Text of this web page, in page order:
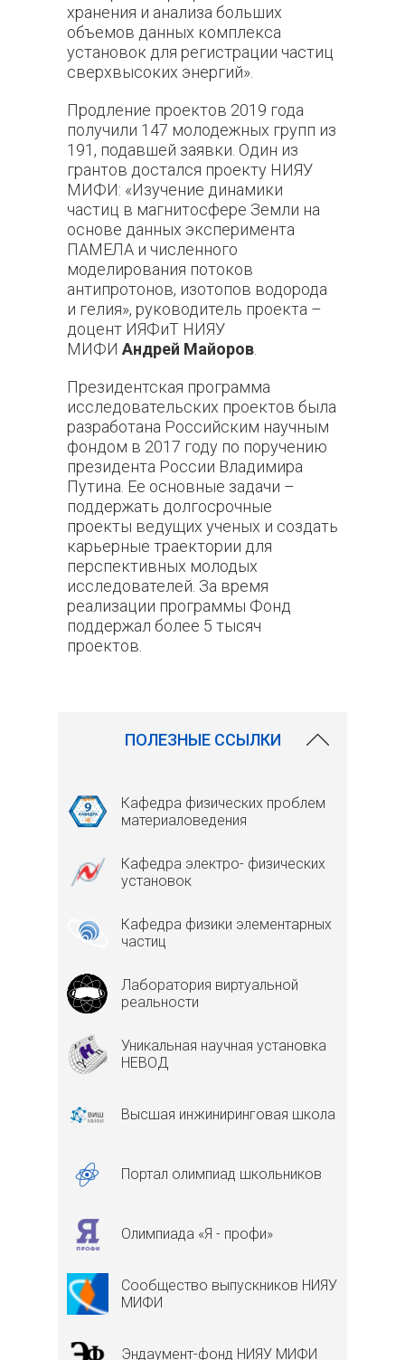
хранения и анализа больших
объемов данных комплекса
установок для регистрации частиц
сверхвысоких энергий».
Продление проектов 2019 года
получили 147 молодежных групп из
191, подавшей заявки. Один из
грантов достался проекту НИЯУ
МИФИ: «Изучение динамики
частиц в магнитосфере Земли на
основе данных эксперимента
ПАМЕЛА и численного
моделирования потоков
антипротонов, изотопов водорода
и гелия», руководитель проекта –
доцент ИЯФиТ НИЯУ
МИФИ Андрей Майоров
Президентская программа
исследовательских проектов была
разработана Российским научным
фондом в 2017 году по поручению
президента России Владимира
Путина. Ее основные задачи –
поддержать долгосрочные
проекты ведущих ученых и создать
карьерные траектории для
перспективных молодых
исследователей. За время
реализации программы Фонд
поддержал более 5 тысяч
проектов.
ПОЛЕЗНЫЕ ССЫЛКИ
Кафедра физических проблем
материаловедения
Кафедра электро- физических
установок
Кафедра физики элементарных
частиц
Лаборатория виртуальной
реальности
Уникальная научная установка
НЕВОД
Высшая инжиниринговая школа
Портал олимпиад школьников
Олимпиада «Я - профи»
Сообщество выпускников НИЯУ
МИФИ
Эндаумент-фонд НИЯУ МИФИ